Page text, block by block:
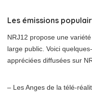
Les émissions
NRJ12 propose une
large public. Voici
appréciées diffusées sur
– Les Anges de la télé-